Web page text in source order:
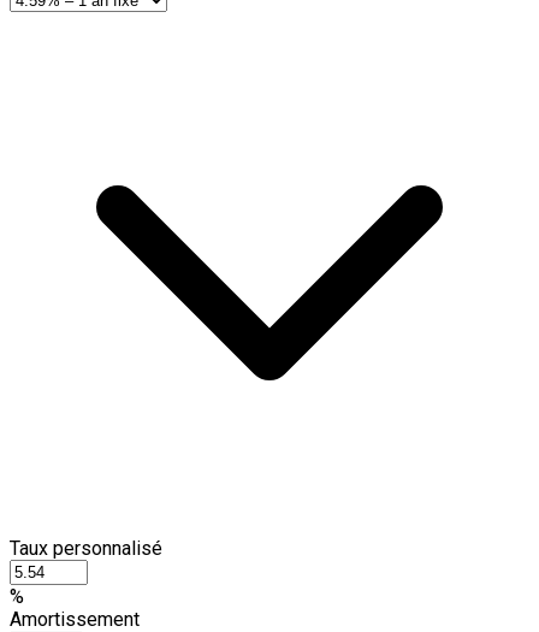
Taux personnalisé
%
Amortissement